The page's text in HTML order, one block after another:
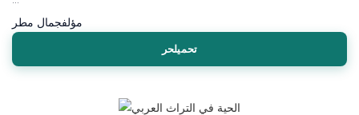
مؤلفجمال مطر
تحميلحر